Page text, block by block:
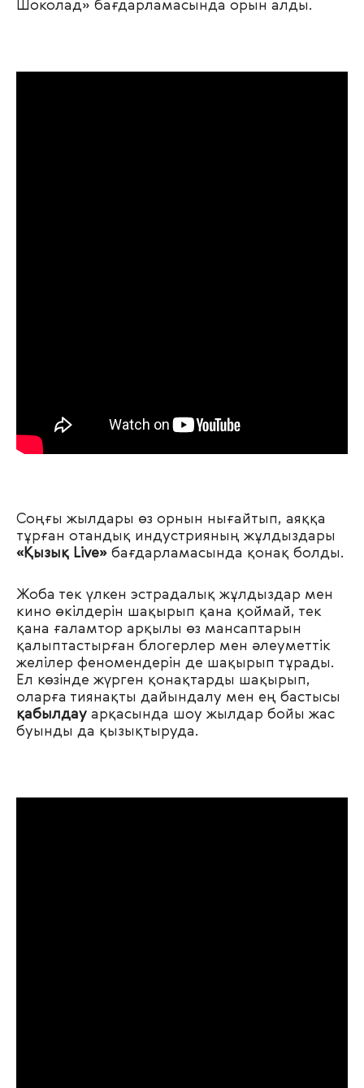
Шоколад» бағдарламасында орын алды.
Соңғы жылдары өз орнын нығайтып, аяққа
тұрған отандық индустрияның жұлдыздары
«Қызық Live» бағдарламасында қонақ болды.
Жоба тек үлкен эстрадалық жұлдыздар мен
кино өкілдерін шақырып қана қоймай, тек
қана ғаламтор арқылы өз мансаптарын
қалыптастырған блогерлер мен әлеуметтік
желілер феномендерін де шақырып тұрады.
Ел көзінде жүрген қонақтарды шақырып,
оларға тиянақты дайындалу мен ең бастысы
қабылдау арқасында шоу жылдар бойы жас
буынды да қызықтыруда.